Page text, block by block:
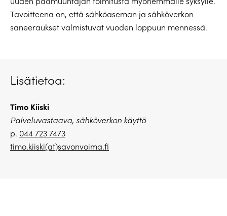
Tavoitteena on, että sähköaseman ja sähköverkon
saneeraukset valmistuvat vuoden loppuun mennessä.
Lisätietoa:
Timo Kiiski
Palveluvastaava, sähköverkon käyttö
p. 044 723 7473
timo.kiiski(at)savonvoima.fi